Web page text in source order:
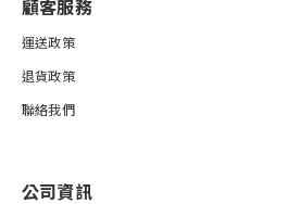
顧客服務
運送政策
退貨政策
聯絡我們
公司資訊